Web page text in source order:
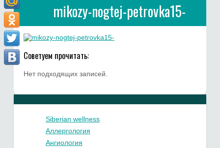
mikozy-nogtej-petrovka15-
Советуем прочитать:
Нет подходящих записей.
Siberian wellness
Аллергология
Ангиология